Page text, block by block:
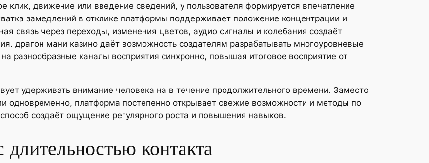
клик, движение или введение сведений, у пользователя формируется впечатление
замедлений в отклике платформы поддерживает положение концентрации и
связь через переходы, изменения цветов, аудио сигналы и колебания создаёт
драгон мани казино даёт возможность создателям разрабатывать многоуровневые
разнообразные каналы восприятия синхронно, повышая итоговое восприятие от
удерживать внимание человека на в течение продолжительного времени. Заместо
одновременно, платформа постепенно открывает свежие возможности и методы по
создаёт ощущение регулярного роста и повышения навыков.
контакта